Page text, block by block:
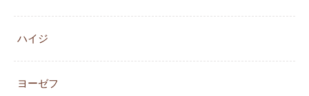
ハイジ
ヨーゼフ